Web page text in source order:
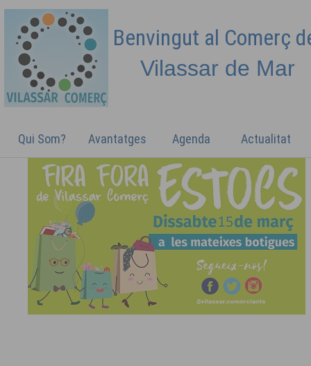
Benvingut al Comerç
Vilassar de Mar
Qui Som? Avantatges Agenda Actualitat